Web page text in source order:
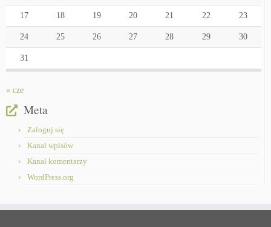
17 18 19 20 21 22 23
24 25 26 27 28 29 30
31
« cze
Meta
Zaloguj się
Kanał wpisów
Kanał komentarzy
WordPress.org